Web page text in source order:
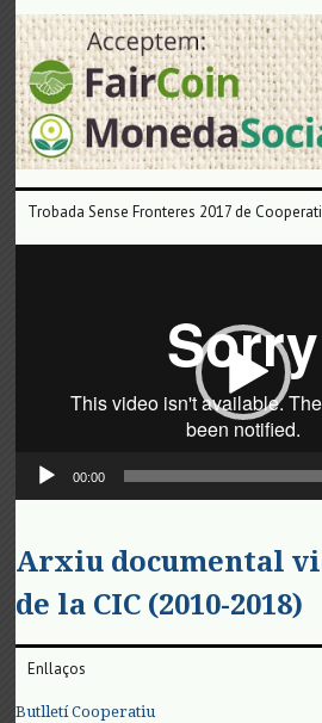
Trobada Sense Fronteres 2017 de
00:00
Arxiu documental
de la CIC (2010-2018)
Enllaços
Butlletí Cooperatiu